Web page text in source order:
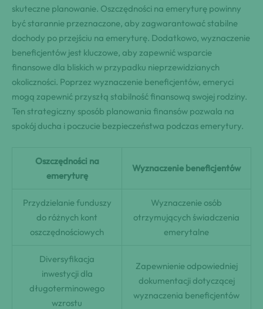
skuteczne planowanie. Oszczędności na emeryturę powinny
być starannie przeznaczone, aby zagwarantować stabilne
dochody po przejściu na emeryturę. Dodatkowo, wyznaczenie
beneficjentów jest kluczowe, aby zapewnić wsparcie
finansowe dla bliskich w przypadku nieprzewidzianych
okoliczności. Poprzez wyznaczenie beneficjentów, emeryci
mogą zapewnić przyszłą stabilność finansową swojej rodziny.
Ten strategiczny sposób planowania finansów pozwala na
spokój ducha i poczucie bezpieczeństwa podczas emerytury.
Oszczędności na
emeryturę
Wyznaczenie beneficjentów
Przydzielanie funduszy
do różnych kont
oszczędnościowych
Wyznaczenie osób
otrzymujących świadczenia
emerytalne
Diversyfikacja
inwestycji dla
długoterminowego
wzrostu
Zapewnienie odpowiedniej
dokumentacji dotyczącej
wyznaczenia beneficjentów